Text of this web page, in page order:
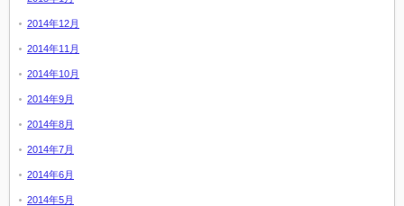
2014年12月
2014年11月
2014年10月
2014年9月
2014年8月
2014年7月
2014年6月
2014年5月